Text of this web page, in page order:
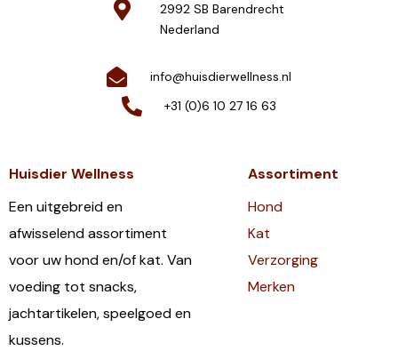
2992 SB Barendrecht
Nederland
info@huisdierwellness.nl
+31 (0)6 10 27 16 63
Huisdier Wellness
Een uitgebreid en
afwisselend assortiment
voor uw hond en/of kat. Van
voeding tot snacks,
jachtartikelen, speelgoed en
kussens.
Assortiment
Hond
Kat
Verzorging
Merken